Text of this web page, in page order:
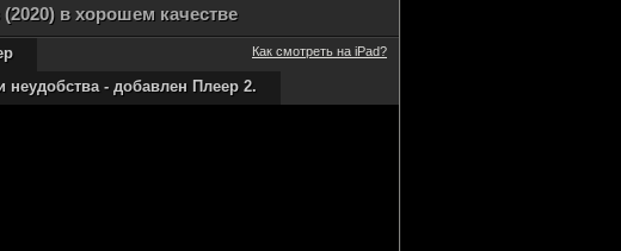
в хорошем качестве
Как смотреть на iPad?
- добавлен Плеер 2.